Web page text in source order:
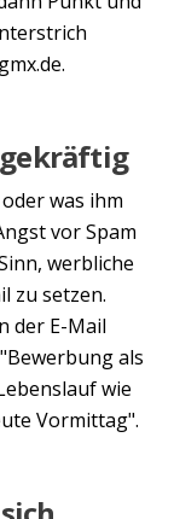
was ihm
vor Spam
werbliche
zu setzen.
der E-Mail
als
wie
Vormittag".